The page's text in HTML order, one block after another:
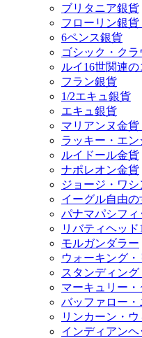
ブリタニア銀貨
フローリン銀貨
6ペンス銀貨
ゴシック・ク
ルイ16世関連の
フラン銀貨
1/2エキュ銀貨
エキュ銀貨
マリアンヌ金貨
ラッキー・エ
ルイドール金貨
ナポレオン金貨
ジョージ・ワ
イーグル自由
パナマパシフ
リバティヘッ
モルガンダラー
ウォーキング
スタンディン
マーキュリー・
バッファロー・
リンカーン・
インディアン